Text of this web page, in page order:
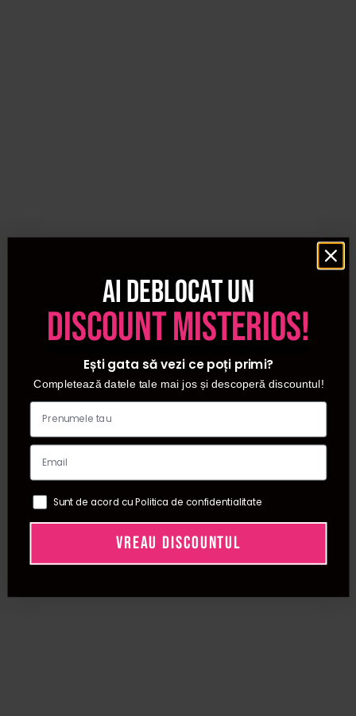
Ai deblocat un
discount misterios!
Ești gata să vezi ce poți primi?
Completează datele tale mai jos și descoperă discountul!
Sunt de acord cu Politica de confidentialitate
VREAU DISCOUNTUL